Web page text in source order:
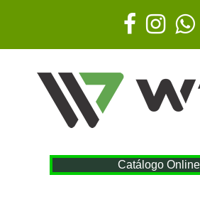
Catálogo Online